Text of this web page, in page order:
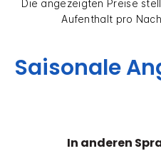
Die angezeigten Preise
Aufenthalt pro
Saisonale
In anderen